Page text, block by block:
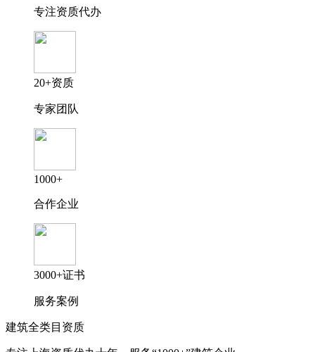
专注资质代办
20+资质
专家团队
1000+
合作企业
3000+证书
服务案例
建筑全类目资质